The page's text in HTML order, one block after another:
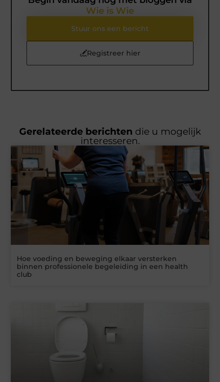
Wie is Wie
Stuur ons een bericht
Registreer hier
Gerelateerde berichten die u mogelijk
interesseren.
Hoe voeding en beweging elkaar versterken
binnen professionele begeleiding in een health
club